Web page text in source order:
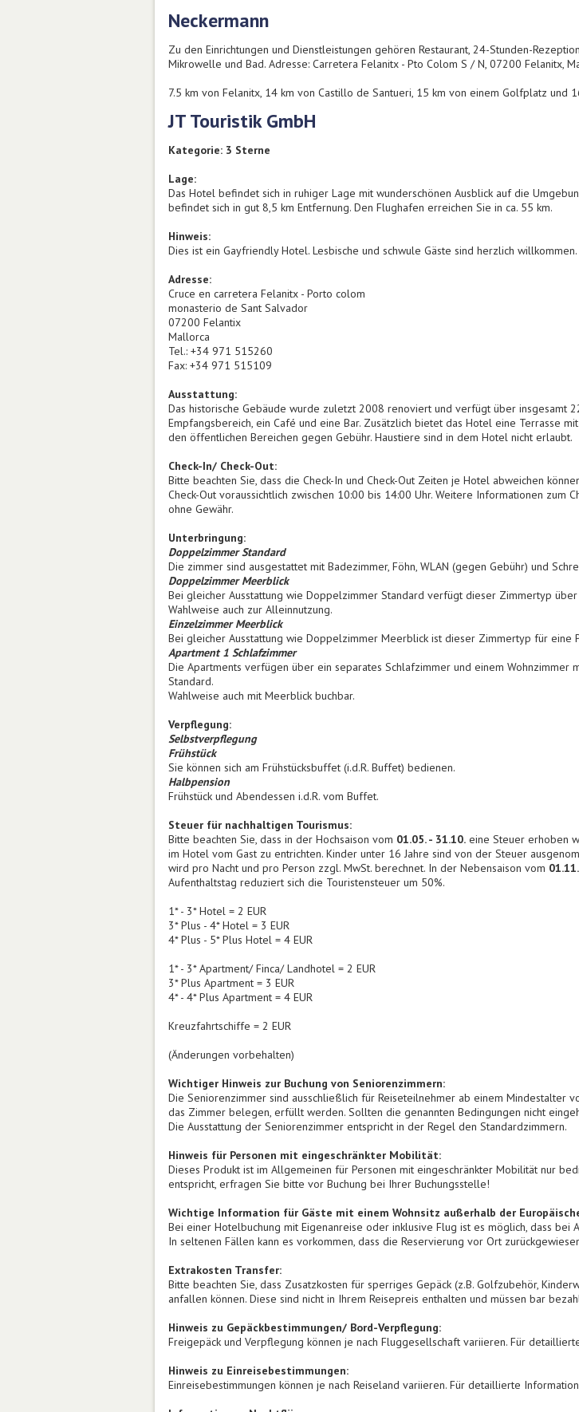
Neckermann
Zu den Einrichtungen und Dienstleistungen gehören Restaurant, 24-Stunden-
Mikrowelle und Bad. Adresse: Carretera Felanitx - Pto Colom S / N, 07200 Felanitx,
7.5 km von Felanitx, 14 km von Castillo de Santueri, 15 km von einem Golfplatz und
JT Touristik GmbH
Kategorie: 3 Sterne
Lage:
Das Hotel befindet sich in ruhiger Lage mit wunderschönen Ausblick auf die
befindet sich in gut 8,5 km Entfernung. Den Flughafen erreichen Sie in ca. 55 km.
Hinweis:
Dies ist ein Gayfriendly Hotel. Lesbische und schwule Gäste sind herzlich willkommen.
Adresse:
Cruce en carretera Felanitx - Porto colom
monasterio de Sant Salvador
07200 Felantix
Mallorca
Tel.: +34 971 515260
Fax: +34 971 515109
Ausstattung:
Das historische Gebäude wurde zuletzt 2008 renoviert und verfügt über insgesamt
Empfangsbereich, ein Café und eine Bar. Zusätzlich bietet das Hotel eine Terrasse
den öffentlichen Bereichen gegen Gebühr. Haustiere sind in dem Hotel nicht erlaubt.
Check-In/ Check-Out:
Bitte beachten Sie, dass die Check-In und Check-Out Zeiten je Hotel abweichen
Check-Out voraussichtlich zwischen 10:00 bis 14:00 Uhr. Weitere Informationen zum
ohne Gewähr.
Unterbringung:
Doppelzimmer Standard
Die zimmer sind ausgestattet mit Badezimmer, Föhn, WLAN (gegen Gebühr) und
Doppelzimmer Meerblick
Bei gleicher Ausstattung wie Doppelzimmer Standard verfügt dieser Zimmertyp
Wahlweise auch zur Alleinnutzung.
Einzelzimmer Meerblick
Bei gleicher Ausstattung wie Doppelzimmer Meerblick ist dieser Zimmertyp für eine
Apartment 1 Schlafzimmer
Die Apartments verfügen über ein separates Schlafzimmer und einem
Standard.
Wahlweise auch mit Meerblick buchbar.
Verpflegung:
Selbstverpflegung
Frühstück
Sie können sich am Frühstücksbuffet (i.d.R. Buffet) bedienen.
Halbpension
Frühstück und Abendessen i.d.R. vom Buffet.
Steuer für nachhaltigen Tourismus:
Bitte beachten Sie, dass in der Hochsaison vom 01.05. - 31.10. eine Steuer erhoben
im Hotel vom Gast zu entrichten. Kinder unter 16 Jahre sind von der Steuer
wird pro Nacht und pro Person zzgl. MwSt. berechnet. In der Nebensaison vom
Aufenthaltstag reduziert sich die Touristensteuer um 50%.
1* - 3* Hotel = 2 EUR
3* Plus - 4* Hotel = 3 EUR
4* Plus - 5* Plus Hotel = 4 EUR
1* - 3* Apartment/ Finca/ Landhotel = 2 EUR
3* Plus Apartment = 3 EUR
4* - 4* Plus Apartment = 4 EUR
Kreuzfahrtschiffe = 2 EUR
(Änderungen vorbehalten)
Wichtiger Hinweis zur Buchung von Seniorenzimmern:
Die Seniorenzimmer sind ausschließlich für Reiseteilnehmer ab einem Mindestalter
das Zimmer belegen, erfüllt werden. Sollten die genannten Bedingungen nicht
Die Ausstattung der Seniorenzimmer entspricht in der Regel den Standardzimmern.
Hinweis für Personen mit eingeschränkter Mobilität:
Dieses Produkt ist im Allgemeinen für Personen mit eingeschränkter Mobilität nur
entspricht, erfragen Sie bitte vor Buchung bei Ihrer Buchungsstelle!
Wichtige Information für Gäste mit einem Wohnsitz außerhalb der
Bei einer Hotelbuchung mit Eigenanreise oder inklusive Flug ist es möglich, dass
In seltenen Fällen kann es vorkommen, dass die Reservierung vor Ort
Extrakosten Transfer:
Bitte beachten Sie, dass Zusatzkosten für sperriges Gepäck (z.B. Golfzubehör,
anfallen können. Diese sind nicht in Ihrem Reisepreis enthalten und müssen bar
Hinweis zu Gepäckbestimmungen/ Bord-Verpflegung:
Freigepäck und Verpflegung können je nach Fluggesellschaft variieren. Für
Hinweis zu Einreisebestimmungen:
Einreisebestimmungen können je nach Reiseland variieren. Für detaillierte